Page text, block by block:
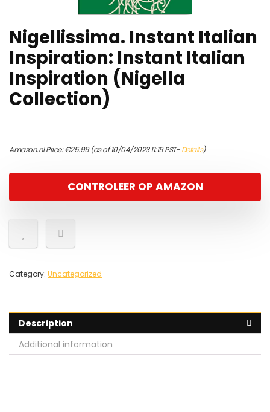
Nigellissima. Instant Italian
Inspiration: Instant Italian
Inspiration (Nigella
Collection)
Amazon.nl Price:€25.99(as of 10/04/2023 11:19 PST-Details)
CONTROLEER OP AMAZON
Category: Uncategorized
Description
Additional information